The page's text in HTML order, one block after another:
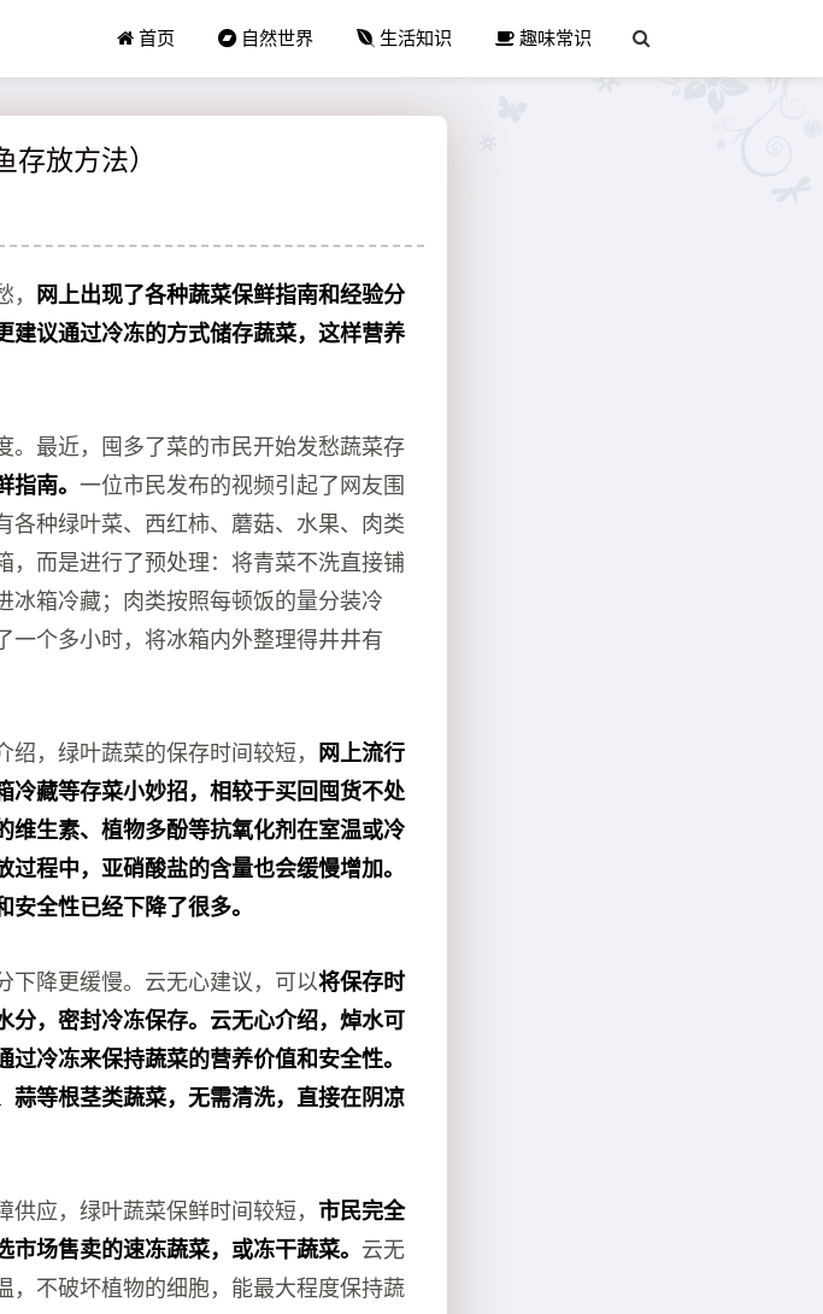
首页 自然世界 生活知识 趣味常识
放方法）
网上出现了各种蔬菜保鲜指南和经验分
建议通过冷冻的方式储存蔬菜，这样营养
。最近，囤多了菜的市民开始发愁蔬菜存
指南。一位市民发布的视频引起了网友围
各种绿叶菜、西红柿、蘑菇、水果、肉类
，而是进行了预处理：将青菜不洗直接铺
冰箱冷藏；肉类按照每顿饭的量分装冷
个多小时，将冰箱内外整理得井井有
，绿叶蔬菜的保存时间较短，
网上流行
冷藏等存菜小妙招，相较于买回囤货不处
维生素、植物多酚等抗氧化剂在室温或冷
程中，亚硝酸盐的含量也会缓慢增加。
全性已经下降了很多。
下降更缓慢。云无心建议，可以将保存时
，密封冷冻保存。云无心介绍，焯水可
冷冻来保持蔬菜的营养价值和安全性。
蒜等根茎类蔬菜，无需清洗，直接在阴凉
应，绿叶蔬菜保鲜时间较短， 市民完全
场售卖的速冻蔬菜，或冻干蔬菜。 云无
，不破坏植物的细胞，能最大程度保持蔬